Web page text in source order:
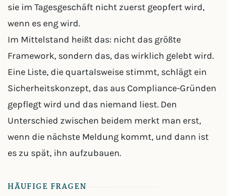
sie im Tagesgeschäft nicht zuerst geopfert wird,
wenn es eng wird.
Im Mittelstand heißt das: nicht das größte
Framework, sondern das, das wirklich gelebt wird.
Eine Liste, die quartalsweise stimmt, schlägt ein
Sicherheitskonzept, das aus Compliance-Gründen
gepflegt wird und das niemand liest. Den
Unterschied zwischen beidem merkt man erst,
wenn die nächste Meldung kommt, und dann ist
es zu spät, ihn aufzubauen.
HÄUFIGE FRAGEN